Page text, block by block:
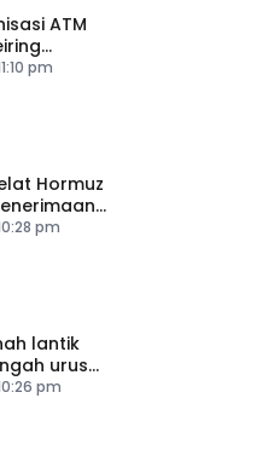
ATM
pm
Hormuz
pm
lantik
urus
pm